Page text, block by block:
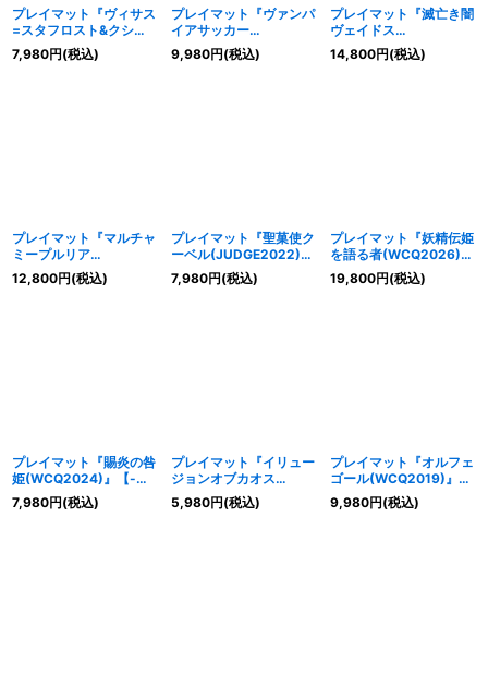
プレイマット『ヴィサス
=スタフロスト&クシャ
トリラライズハート
(JUDGE2023)』【-】
7,980円(税込)
プレイマット『ヴァンパ
イアサッカー
(JUDGE2018)』【-】
{-}《プレイマット》
9,980円(税込)
プレイマット『滅亡き闇
ヴェイドス
(JUDGE2024)』【-】
{-}《プレイマット》
14,800円(税込)
プレイマット『マルチャ
ミープルリア
(JUDGE2025)』【-】
{-}《プレイマット》
12,800円(税込)
プレイマット『聖菓使ク
ーベル(JUDGE2022)』
【-】{-}《プレイマッ
ト》
7,980円(税込)
プレイマット『妖精伝姫
を語る者(WCQ2026)』
【-】{-}《プレイマッ
ト》
19,800円(税込)
プレイマット『賜炎の咎
姫(WCQ2024)』【-】
{-}《プレイマット》
7,980円(税込)
プレイマット『イリュー
ジョンオブカオス
(WCQ2022)』【-】{-}
《プレイマット》
5,980円(税込)
プレイマット『オルフェ
ゴール(WCQ2019)』
【-】{-}《プレイマッ
ト》
9,980円(税込)